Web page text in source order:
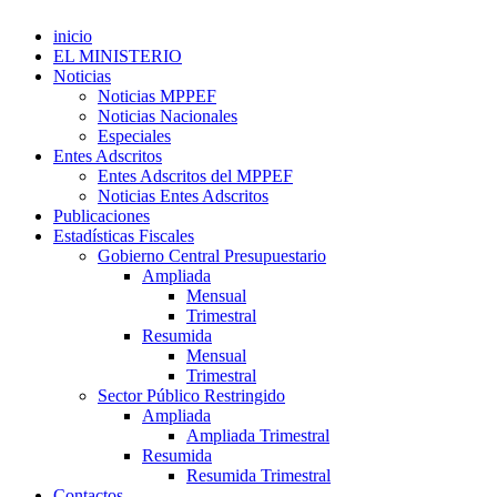
inicio
EL MINISTERIO
Noticias
Noticias MPPEF
Noticias Nacionales
Especiales
Entes Adscritos
Entes Adscritos del MPPEF
Noticias Entes Adscritos
Publicaciones
Estadísticas Fiscales
Gobierno Central Presupuestario
Ampliada
Mensual
Trimestral
Resumida
Mensual
Trimestral
Sector Público Restringido
Ampliada
Ampliada Trimestral
Resumida
Resumida Trimestral